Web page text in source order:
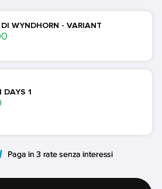
DI WYNDHORN - VARIANT
DAYS 1